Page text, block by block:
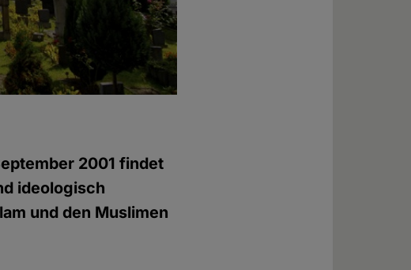
2001 findet
ideologisch
und den Muslimen